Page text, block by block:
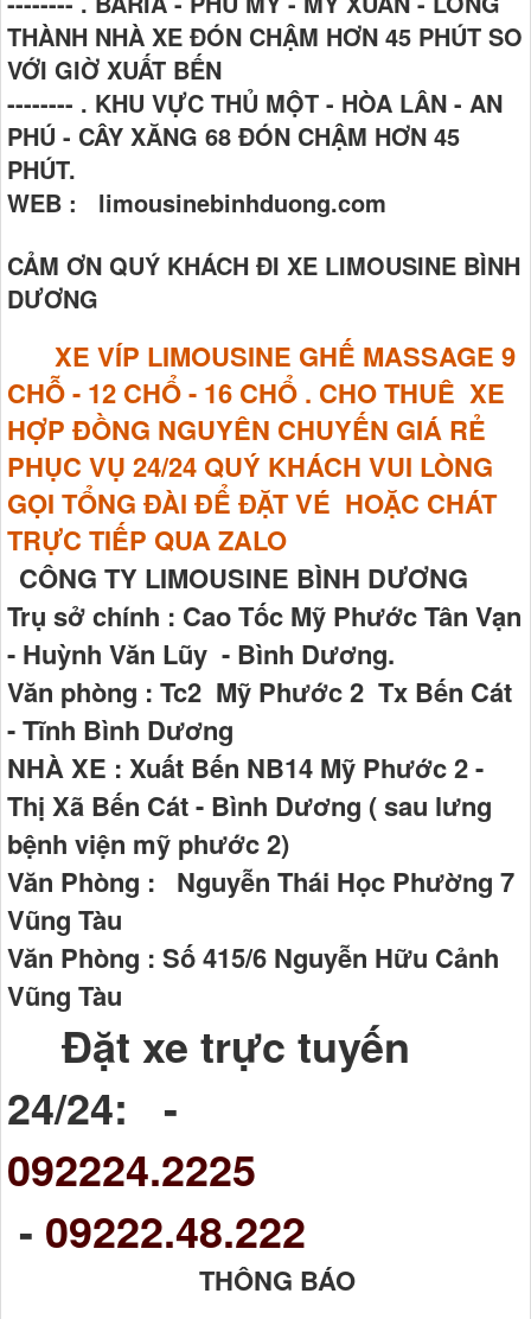
THÀNH NHÀ XE ĐÓN CHẬM HƠN 45 PHÚT SO
VỚI GIỜ XUẤT BẾN
-------- . KHU VỰC THỦ MỘT - HÒA LÂN - AN
PHÚ - CÂY XĂNG 68 ĐÓN CHẬM HƠN 45
PHÚT.
WEB : limousinebinhduong.com
CẢM ƠN QUÝ KHÁCH ĐI XE LIMOUSINE BÌNH
DƯƠNG
XE VÍP LIMOUSINE GHẾ MASSAGE 9
CHỖ - 12 CHỔ - 16 CHỔ . CHO THUÊ XE
HỢP ĐỒNG NGUYÊN CHUYẾN GIÁ RẺ
PHỤC VỤ 24/24 QUÝ KHÁCH VUI LÒNG
GỌI TỔNG ĐÀI ĐỂ ĐẶT VÉ HOẶC CHÁT
TRỰC TIẾP QUA ZALO
CÔNG TY LIMOUSINE BÌNH DƯƠNG
Trụ sở chính : Cao Tốc Mỹ Phước Tân Vạn
- Huỳnh Văn Lũy - Bình Dương.
Văn phòng : Tc2 Mỹ Phước 2 Tx Bến Cát
- Tĩnh Bình Dương
NHÀ XE : Xuất Bến NB14 Mỹ Phước 2 -
Thị Xã Bến Cát - Bình Dương ( sau lưng
bệnh viện mỹ phước 2)
Văn Phòng : Nguyễn Thái Học Phường 7
Vũng Tàu
Văn Phòng : Số 415/6 Nguyễn Hữu Cảnh
Vũng Tàu
Đặt xe trực tuyến
24/24: -
092224.2225
- 09222.48.222
THÔNG BÁO